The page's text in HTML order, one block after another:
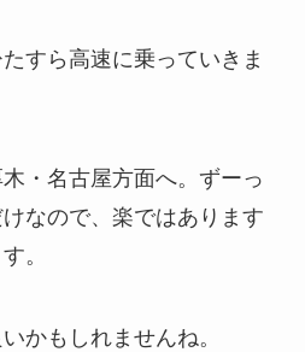
すら高速に乗っていきま
・名古屋方面へ。ずーっ
なので、楽ではあります
。
かもしれませんね。